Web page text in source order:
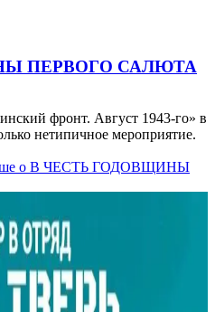
ПЕРВОГО САЛЮТА
фронт. Август 1943-го» в
нетипичное мероприятие.
о В ЧЕСТЬ ГОДОВЩИНЫ